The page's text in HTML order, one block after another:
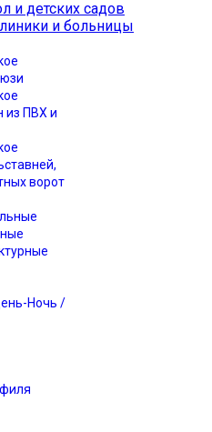
и детских садов
и больницы
из ПВХ и
ворот
Ночь /